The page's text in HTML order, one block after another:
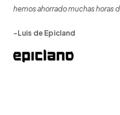
hemos ahorrado muchas horas
-Luis de Epicland